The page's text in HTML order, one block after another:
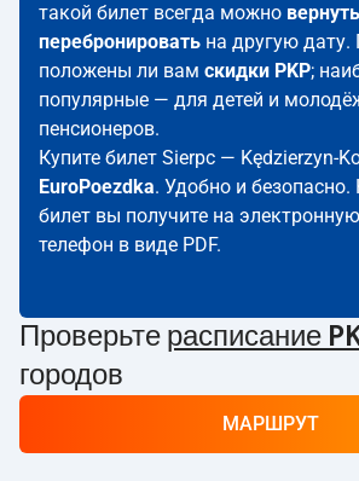
такой билет всегда можно
перебронировать на другую дату.
положены ли вам скидки PKP;
популярные — для детей и
пенсионеров.
Купите билет Sierpc — Kędzierzyn-
EuroPoezdka. Удобно и
билет вы получите на
телефон в виде PDF.
Проверьте расписание
городов
МАРШРУТ